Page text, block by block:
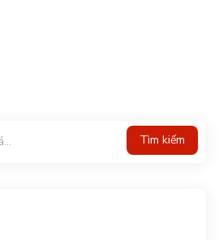
Tìm kiếm